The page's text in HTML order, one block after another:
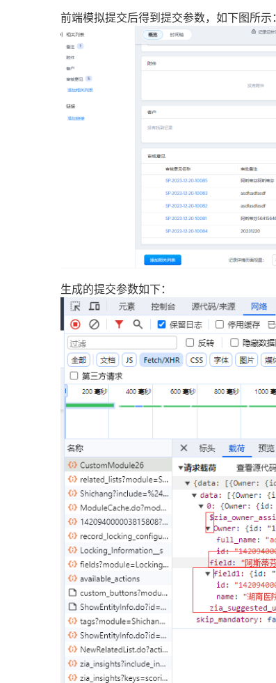
前端模拟提交后得到提交参数，如下图所示：
生成的提交参数如下：